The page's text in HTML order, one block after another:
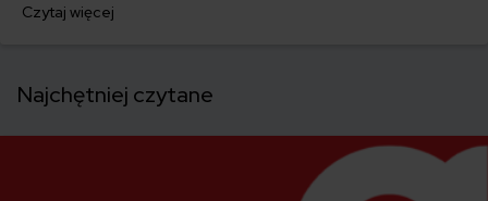
kraju. Jednym z rozwiązań, które pojawia się w tym kontekście, jest
Czytaj więcej
Najchętniej czytane